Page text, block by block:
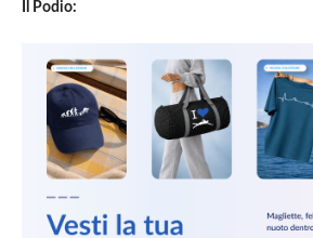
Il Podio: